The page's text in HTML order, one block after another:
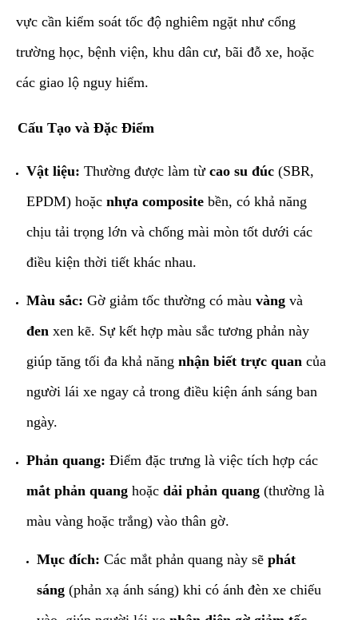
vực cần kiểm soát tốc độ nghiêm ngặt như cổng
trường học, bệnh viện, khu dân cư, bãi đỗ xe, hoặc
các giao lộ nguy hiểm.
​Cấu Tạo và Đặc Điểm
Vật liệu: Thường được làm từ cao su đúc (SBR,
EPDM) hoặc nhựa composite bền, có khả năng
chịu tải trọng lớn và chống mài mòn tốt dưới các
điều kiện thời tiết khác nhau.
Màu sắc: Gờ giảm tốc thường có màu vàng và
đen xen kẽ. Sự kết hợp màu sắc tương phản này
giúp tăng tối đa khả năng nhận biết trực quan của
người lái xe ngay cả trong điều kiện ánh sáng ban
ngày.
Phản quang: Điểm đặc trưng là việc tích hợp các
mắt phản quang hoặc dải phản quang (thường là
màu vàng hoặc trắng) vào thân gờ.
Mục đích: Các mắt phản quang này sẽ phát
sáng (phản xạ ánh sáng) khi có ánh đèn xe chiếu